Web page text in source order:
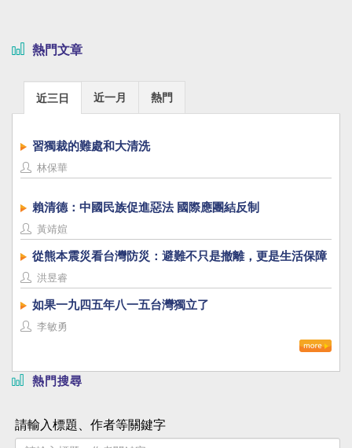
熱門文章
近三日 近一月 熱門
習獨裁的難處和大清洗
林保華
賴清德：中國民族促進惡法 國際應團結反制
黃靖媗
從熊本震災看台灣防災：避難不只是撤離，更是生活保障
洪昱睿
如果一九四五年八一五台灣獨立了
李敏勇
熱門搜尋
請輸入標題、作者等關鍵字